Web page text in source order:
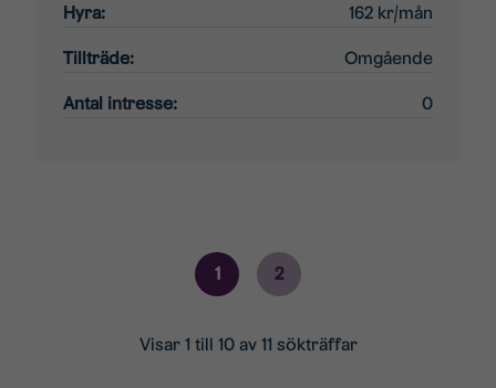
Hyra: 162 kr/mån
Tillträde: Omgående
Antal intresse: 0
1 2
Visar 1 till 10 av 11 sökträffar